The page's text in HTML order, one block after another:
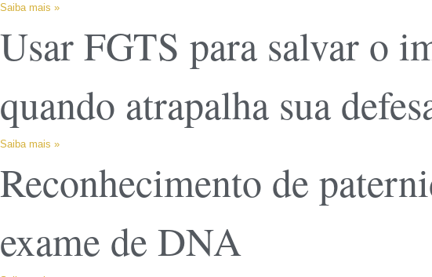
Saiba mais »
Usar FGTS para salvar o
quando atrapalha sua
Saiba mais »
Reconhecimento de
exame de DNA